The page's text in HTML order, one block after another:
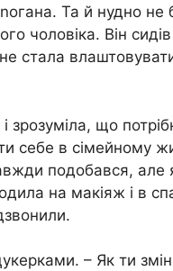
Та й нудно не
чоловіка. Він
стала
що
себе в сімейному
подобався, але
на макіяж і в
– Як ти